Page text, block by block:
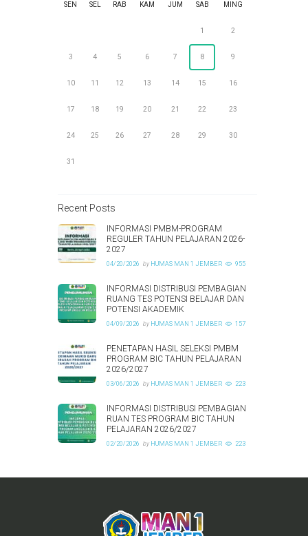
SEN SEL RAB KAM JUM SAB MING
1 2
3 4 5 6 7 8 9
10 11 12 13 14 15 16
17 18 19 20 21 22 23
24 25 26 27 28 29 30
31
Recent Posts
INFORMASI PMBM-PROGRAM
REGULER TAHUN PELAJARAN 2026-
2027
04/20/2026 by HUMAS MAN 1 JEMBER 955
INFORMASI DISTRIBUSI PEMBAGIAN
RUANG TES POTENSI BELAJAR DAN
POTENSI AKADEMIK
04/09/2026 by HUMAS MAN 1 JEMBER 157
PENETAPAN HASIL SELEKSI PMBM
PROGRAM BIC TAHUN PELAJARAN
2026/2027
03/06/2026 by HUMAS MAN 1 JEMBER 223
INFORMASI DISTRIBUSI PEMBAGIAN
RUAN TES PROGRAM BIC TAHUN
PELAJARAN 2026/2027
02/20/2026 by HUMAS MAN 1 JEMBER 223